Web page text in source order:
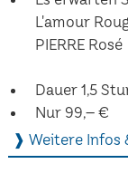
L'amour
PIERRE Rosé
Dauer 1,5
Nur 99,– €
❱ Weitere Infos